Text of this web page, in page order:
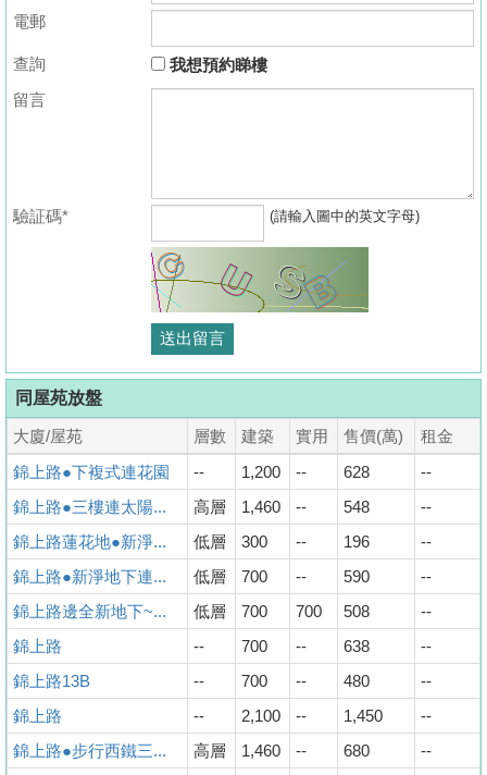
電郵
查詢
我想預約睇樓
留言
驗証碼* (請輸入圖中的英文字母)
同屋苑放盤
大廈/屋苑 層數 建築 實用 售價(萬)
租金
錦上路●下複式連花園
-- 1,200 -- 628
--
錦上路●三樓連太陽...
高層 1,460 -- 548
--
錦上路蓮花地●新淨...
低層 300 -- 196
--
錦上路●新淨地下連...
低層 700 -- 590
--
錦上路邊全新地下~...
低層 700 700 508
--
錦上路
-- 700 -- 638
--
錦上路13B
-- 700 -- 480
--
錦上路
-- 2,100 -- 1,450
--
錦上路●步行西鐵三...
高層 1,460 -- 680 --